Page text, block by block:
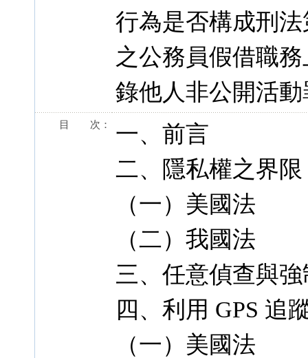
行為是否構成刑法
之公務員假借職
錄他人非公開活
目 次：
一、前言
二、隱私權之界限
（一）美國法
（二）我國法
三、任意偵查與
四、利用 GPS 追
（一）美國法